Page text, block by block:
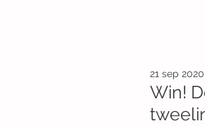
Win!
21 sep 2020